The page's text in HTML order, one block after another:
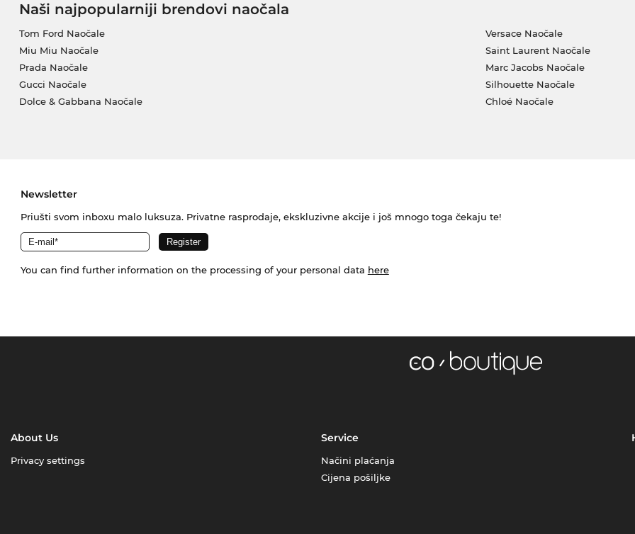
Naši najpopularniji brendovi naočala
Tom Ford Naočale
Miu Miu Naočale
Prada Naočale
Gucci Naočale
Dolce & Gabbana Naočale
Versace Naočale
Saint Laurent Naočale
Marc Jacobs Naočale
Silhouette Naočale
Chloé Naočale
Newsletter
Priušti svom inboxu malo luksuza. Privatne rasprodaje, ekskluzivne akcije i još mnogo toga čekaju te!
You can find further information on the processing of your personal data here
About Us
Privacy settings
Service
Načini plaćanja
Cijena pošiljke